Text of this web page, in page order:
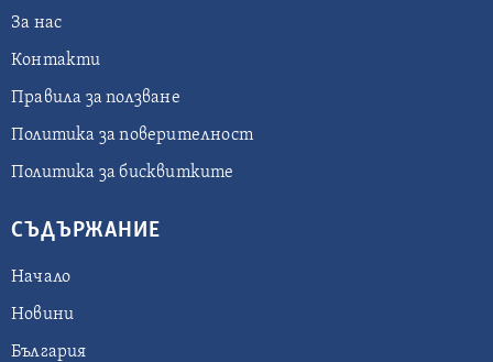
За нас
Контакти
Правила за ползване
Политика за поверителност
Политика за бисквитките
СЪДЪРЖАНИЕ
Начало
Новини
България